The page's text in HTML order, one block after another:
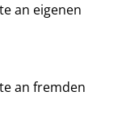
an eigenen
an fremden